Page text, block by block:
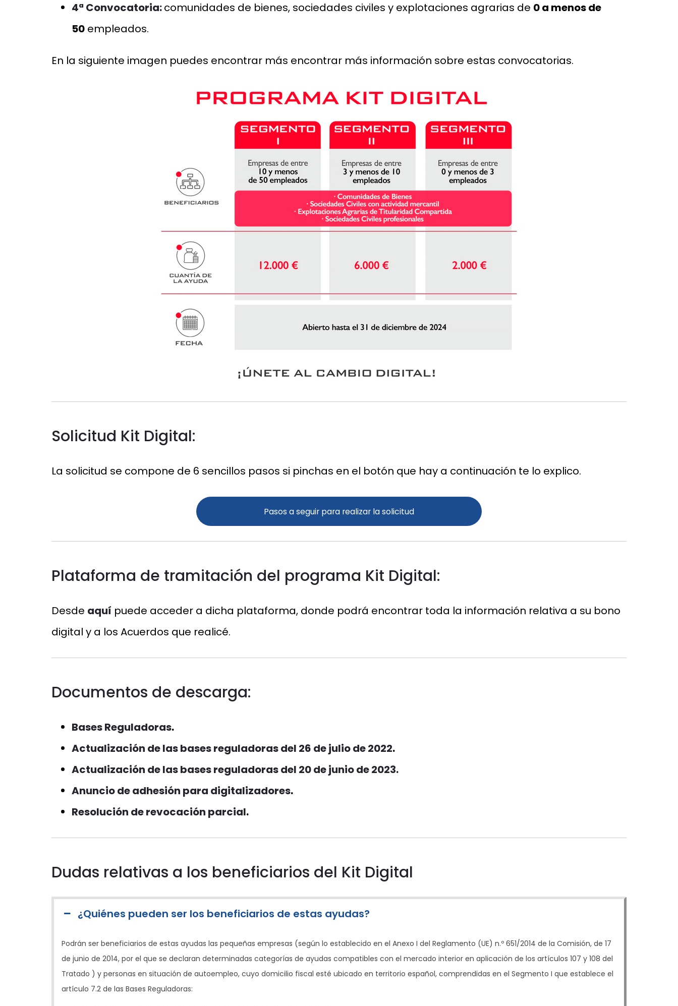
4ª Convocatoria:comunidades de bienes, sociedades civiles y explotaciones agrarias de 0 a menos de
50 empleados.
En la siguiente imagen puedes encontrar más encontrar más información sobre estas convocatorias.
Solicitud Kit Digital:
La solicitud se compone de 6 sencillos pasos si pinchas en el botón que hay a continuación te lo explico.
Pasos a seguir para realizar la solicitud
Plataforma de tramitación del programa Kit Digital:
Desde aquí puede acceder a dicha plataforma, donde podrá encontrar toda la información relativa a su bono
digital y a los Acuerdos que realicé.
Documentos de descarga:
Bases Reguladoras.
Actualización de las bases reguladoras del 26 de julio de 2022.
Actualización de las bases reguladoras del 20 de junio de 2023.
Anuncio de adhesión para digitalizadores.
Resolución de revocación parcial.
Dudas relativas a los beneficiarios del Kit Digital
¿Quiénes pueden ser los beneficiarios de estas ayudas?
Podrán ser beneficiarios de estas ayudas las pequeñas empresas (según lo establecido en el Anexo I del Reglamento (UE) n.º 651/2014 de la Comisión, de 17
de junio de 2014, por el que se declaran determinadas categorías de ayudas compatibles con el mercado interior en aplicación de los artículos 107 y 108 del
Tratado ) y personas en situación de autoempleo, cuyo domicilio fiscal esté ubicado en territorio español, comprendidas en el Segmento I que establece el
artículo 7.2 de las Bases Reguladoras: